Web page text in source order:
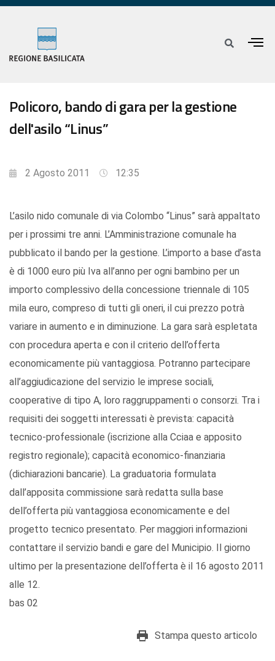
Policoro, bando di gara per la gestione
dell'asilo “Linus”
2 Agosto 2011 12:35
L’asilo nido comunale di via Colombo “Linus” sarà appaltato
per i prossimi tre anni. L’Amministrazione comunale ha
pubblicato il bando per la gestione. L’importo a base d’asta
è di 1000 euro più Iva all’anno per ogni bambino per un
importo complessivo della concessione triennale di 105
mila euro, compreso di tutti gli oneri, il cui prezzo potrà
variare in aumento e in diminuzione. La gara sarà espletata
con procedura aperta e con il criterio dell’offerta
economicamente più vantaggiosa. Potranno partecipare
all’aggiudicazione del servizio le imprese sociali,
cooperative di tipo A, loro raggruppamenti o consorzi. Tra i
requisiti dei soggetti interessati è prevista: capacità
tecnico-professionale (iscrizione alla Cciaa e apposito
registro regionale); capacità economico-finanziaria
(dichiarazioni bancarie). La graduatoria formulata
dall’apposita commissione sarà redatta sulla base
dell’offerta più vantaggiosa economicamente e del
progetto tecnico presentato. Per maggiori informazioni
contattare il servizio bandi e gare del Municipio. Il giorno
ultimo per la presentazione dell’offerta è il 16 agosto 2011
alle 12.
bas 02
Stampa questo articolo